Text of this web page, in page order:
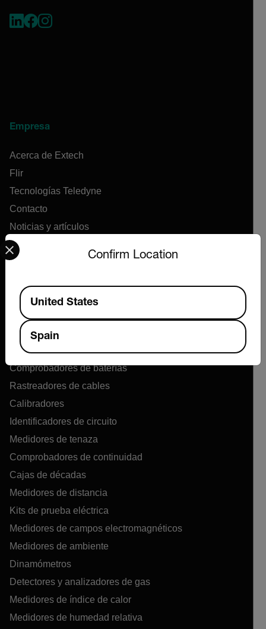
Empresa
Acerca de Extech
Flir
Tecnologías Teledyne
Contacto
Noticias y artículos
Centro de Soporte
Pedidos en línea
Productos
Medidores de flujo de aire
Medidores de la calidad del aire
Comprobadores de baterías
Rastreadores de cables
Calibradores
Identificadores de circuito
Medidores de tenaza
Comprobadores de continuidad
Cajas de décadas
Medidores de distancia
Kits de prueba eléctrica
Medidores de campos electromagnéticos
Medidores de ambiente
Dinamómetros
Detectores y analizadores de gas
Medidores de índice de calor
Medidores de humedad relativa
Confirm Location
Select your preferred country and language from the
Available Locations
United States
Spain